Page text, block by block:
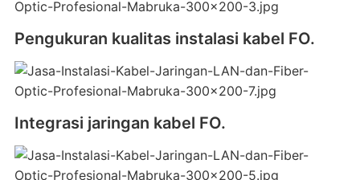
Pengukuran kualitas instalasi kabel FO.
Integrasi jaringan kabel FO.